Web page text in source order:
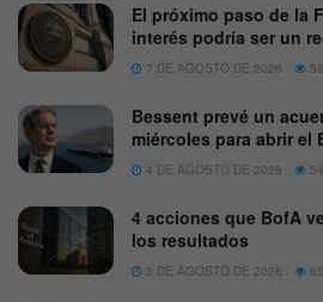
El próximo paso de la
interés podría ser un
7 DE AGOSTO DE 2026
Bessent prevé un
miércoles para abrir el
4 DE AGOSTO DE 2026
4 acciones que BofA
los resultados
3 DE AGOSTO DE 2026